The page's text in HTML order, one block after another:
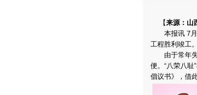
【来源：山
本报讯 7月
工程胜利竣工。
由于常年失
便。“八荣八
倡议书》，借